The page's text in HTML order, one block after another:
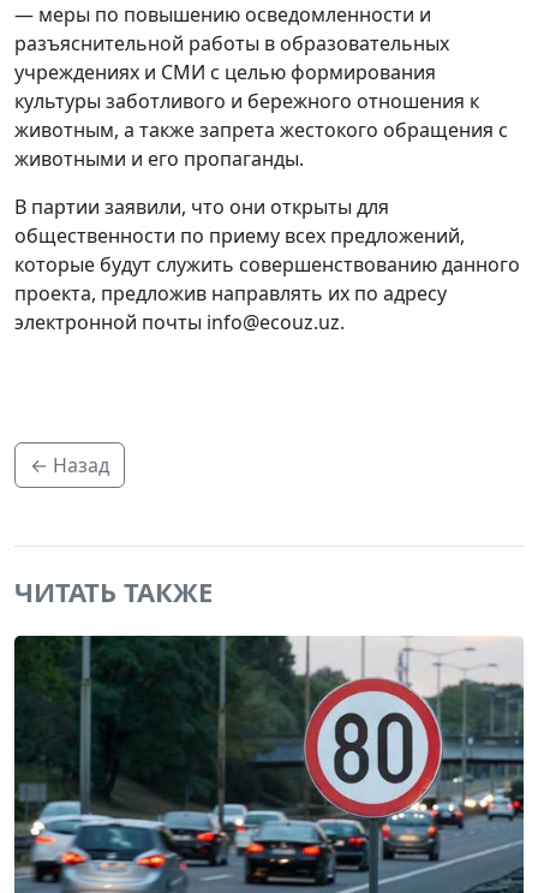
— меры по повышению осведомленности и
разъяснительной работы в образовательных
учреждениях и СМИ с целью формирования
культуры заботливого и бережного отношения к
животным, а также запрета жестокого обращения с
животными и его пропаганды.
В партии заявили, что они открыты для
общественности по приему всех предложений,
которые будут служить совершенствованию данного
проекта, предложив направлять их по адресу
электронной почты info@ecouz.uz.
← Назад
ЧИТАТЬ ТАКЖЕ